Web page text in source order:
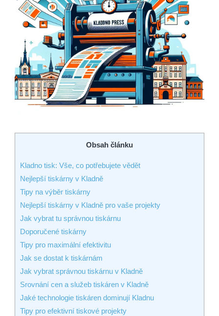
Obsah článku
Kladno tisk: Vše, co potřebujete vědět
Nejlepší tiskárny v Kladně
Tipy na výběr tiskárny
Nejlepší tiskárny v Kladně pro vaše projekty
Jak vybrat tu správnou tiskárnu
Doporučené tiskárny
Tipy pro maximální efektivitu
Jak se dostat k tiskárnám
Jak vybrat správnou tiskárnu v Kladně
Srovnání cen a služeb tiskáren v Kladně
Jaké technologie tiskáren dominují Kladnu
Tipy pro efektivní tiskové projekty